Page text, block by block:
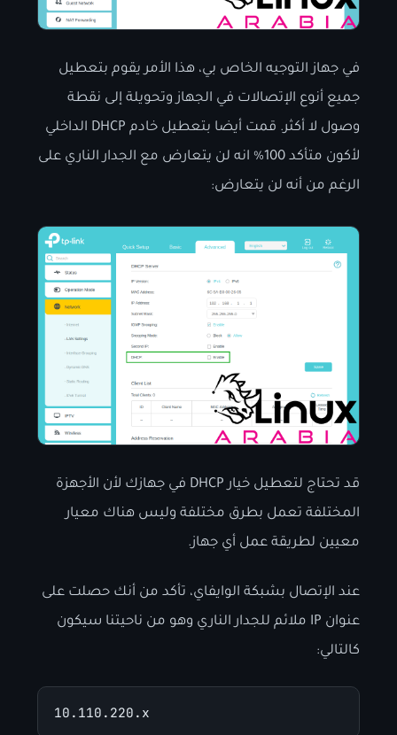
في جهاز التوجيه الخاص بي، هذا الأمر يقوم بتعطيل
جميع أنوع الإتصالات في الجهاز وتحويلة إلى نقطة
وصول لا أكثر. قمت أيضا بتعطيل خادم DHCP الداخلي
لأكون متأكد 100% انه لن يتعارض مع الجدار الناري على
الرغم من أنه لن يتعارض:
قد تحتاج لتعطيل خيار DHCP في جهازك لأن الأجهزة
المختلفة تعمل بطرق مختلفة وليس هناك معيار
معيين لطريقة عمل أي جهاز.
عند الإتصال بشبكة الوايفاي، تأكد من أنك حصلت على
عنوان IP ملائم للجدار الناري وهو من ناحيتنا سيكون
كالتالي:
10.110.220.x